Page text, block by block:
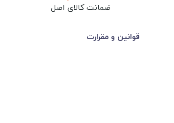
ضمانت کالای اصل
قوانین و مقرارت